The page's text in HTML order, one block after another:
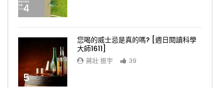
4
5
您喝的威士忌是真的嗎? [週日閱讀科學
大師1611]
蔣壯 振宇 39